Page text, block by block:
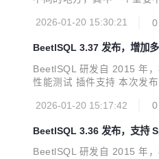
2026-01-20 15:30:21
0
BeetlSQL 3.37 发布，增加
BeetlSQL 研发自 2015 年
性能测试 插件支持 本次发
2026-01-20 15:17:42
0
BeetlSQL 3.36 发布，支持
BeetlSQL 研发自 2015 年